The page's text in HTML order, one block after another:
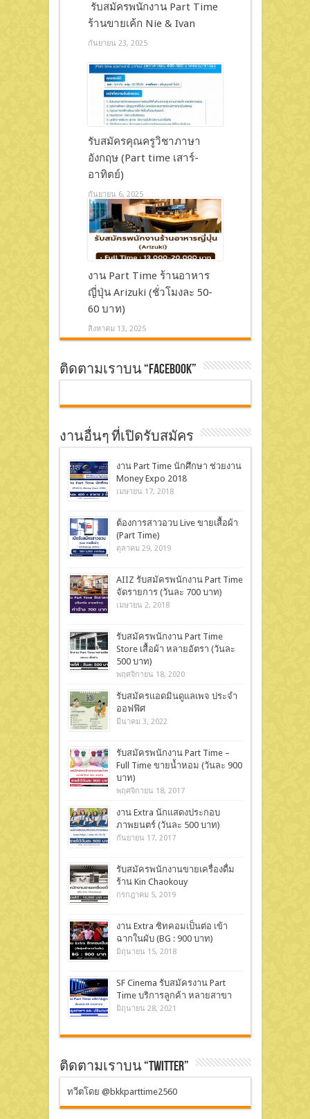
รับสมัครพนักงาน Part Time
ร้านขายเค้ก Nie & Ivan
กันยายน 23, 2025
รับสมัครคุณครูวิชาภาษา
อังกฤษ (Part time เสาร์-
อาทิตย์)
กันยายน 6, 2025
งาน Part Time ร้านอาหาร
ญี่ปุ่น Arizuki (ชั่วโมงละ 50-
60 บาท)
สิงหาคม 13, 2025
ติดตามเราบน “Facebook”
งานอื่นๆ ที่เปิดรับสมัคร
งาน Part Time นักศึกษา ช่วยงาน
Money Expo 2018
เมษายน 17, 2018
ต้องการสาวอวบ Live ขายเสื้อผ้า
(Part Time)
ตุลาคม 29, 2019
AIIZ รับสมัครพนักงาน Part Time
จัดรายการ (วันละ 700 บาท)
เมษายน 2, 2018
รับสมัครพนักงาน Part Time
Store เสื้อผ้า หลายอัตรา (วันละ
500 บาท)
พฤศจิกายน 18, 2020
รับสมัครแอดมินดูแลเพจ ประจำ
ออฟฟิศ
มีนาคม 3, 2022
รับสมัครพนักงาน Part Time –
Full Time ขายน้ำหอม (วันละ 900
บาท)
พฤศจิกายน 18, 2017
งาน Extra นักแสดงประกอบ
ภาพยนตร์ (วันละ 500 บาท)
กันยายน 17, 2017
รับสมัครพนักงานขายเครื่องดื่ม
ร้าน Kin Chaokouy
กรกฎาคม 5, 2019
งาน Extra ซิทคอมเป็นต่อ เข้า
ฉากในผับ (BG : 900 บาท)
มิถุนายน 15, 2018
SF Cinema รับสมัครงาน Part
Time บริการลูกค้า หลายสาขา
มิถุนายน 28, 2021
ติดตามเราบน “Twitter”
ทวีตโดย @bkkparttime2560